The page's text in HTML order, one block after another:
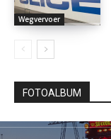
Wegvervoer
FOTOALBUM